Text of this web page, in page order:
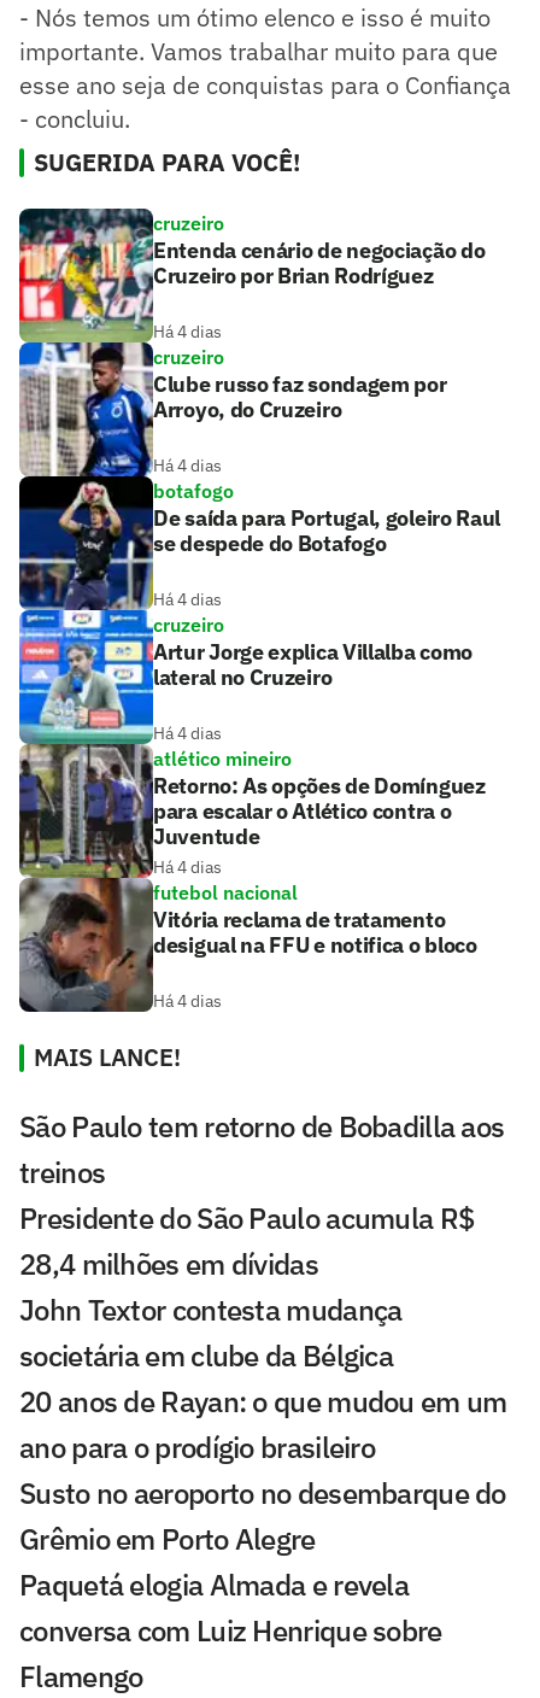
- Nós temos um ótimo elenco e isso é muito
importante. Vamos trabalhar muito para que
esse ano seja de conquistas para o Confiança
- concluiu.
SUGERIDA PARA VOCÊ!
cruzeiro
Entenda cenário de negociação do
Cruzeiro por Brian Rodríguez
Há 4 dias
cruzeiro
Clube russo faz sondagem por
Arroyo, do Cruzeiro
Há 4 dias
botafogo
De saída para Portugal, goleiro Raul
se despede do Botafogo
Há 4 dias
cruzeiro
Artur Jorge explica Villalba como
lateral no Cruzeiro
Há 4 dias
atlético mineiro
Retorno: As opções de Domínguez
para escalar o Atlético contra o
Juventude
Há 4 dias
futebol nacional
Vitória reclama de tratamento
desigual na FFU e notifica o bloco
Há 4 dias
MAIS LANCE!
São Paulo tem retorno de Bobadilla aos
treinos
Presidente do São Paulo acumula R$
28,4 milhões em dívidas
John Textor contesta mudança
societária em clube da Bélgica
20 anos de Rayan: o que mudou em um
ano para o prodígio brasileiro
Susto no aeroporto no desembarque do
Grêmio em Porto Alegre
Paquetá elogia Almada e revela
conversa com Luiz Henrique sobre
Flamengo